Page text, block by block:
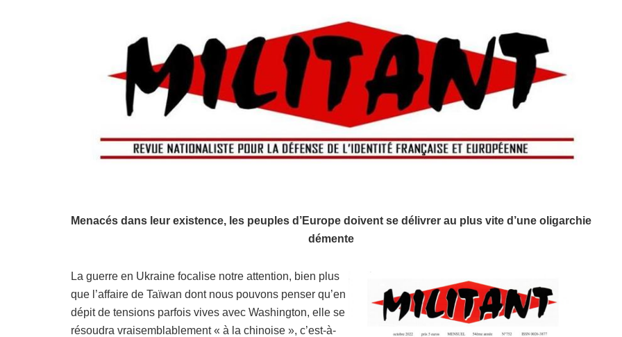
Menacés dans leur existence, les peuples d’Europe doivent se délivrer au plus vite d’une oligarchie
démente
La guerre en Ukraine focalise notre attention, bien plus
que l’affaire de Taïwan dont nous pouvons penser qu’en
dépit de tensions parfois vives avec Washington, elle se
résoudra vraisemblablement « à la chinoise », c’est-à-